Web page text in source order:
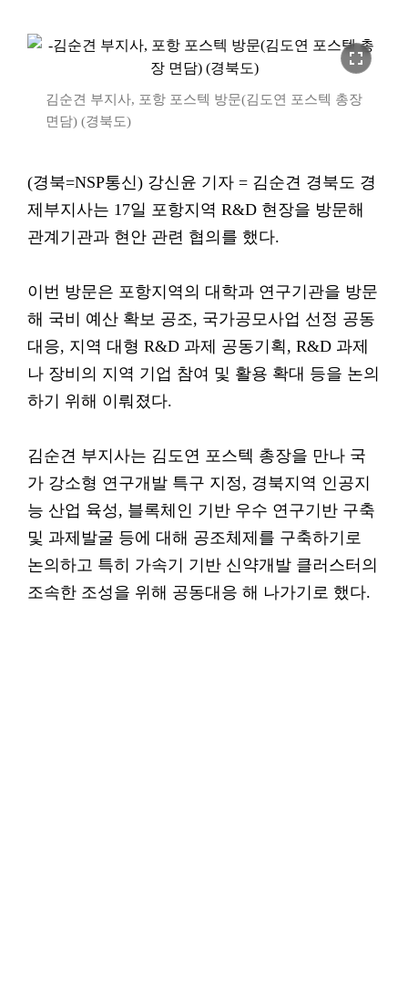
fullscreen
김순견 부지사, 포항 포스텍 방문(김도연 포스텍 총장
면담) (경북도)
(경북=NSP통신) 강신윤 기자 = 김순견 경북도 경
제부지사는 17일 포항지역 R&D 현장을 방문해
관계기관과 현안 관련 협의를 했다.
이번 방문은 포항지역의 대학과 연구기관을 방문
해 국비 예산 확보 공조, 국가공모사업 선정 공동
대응, 지역 대형 R&D 과제 공동기획, R&D 과제
나 장비의 지역 기업 참여 및 활용 확대 등을 논의
하기 위해 이뤄졌다.
김순견 부지사는 김도연 포스텍 총장을 만나 국
가 강소형 연구개발 특구 지정, 경북지역 인공지
능 산업 육성, 블록체인 기반 우수 연구기반 구축
및 과제발굴 등에 대해 공조체제를 구축하기로
논의하고 특히 가속기 기반 신약개발 클러스터의
조속한 조성을 위해 공동대응 해 나가기로 했다.